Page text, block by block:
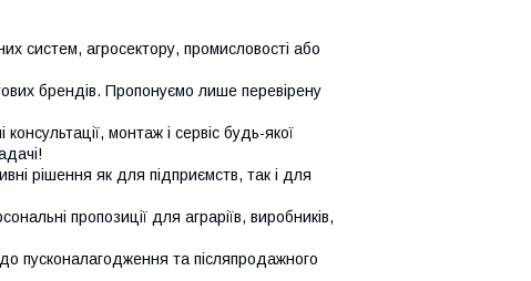
систем, агросектору, промисловості або
брендів. Пропонуємо лише перевірену
монтаж і сервіс будь-якої
рішення як для підприємств, так і для
пропозиції для аграріїв, виробників,
пусконалагодження та післяпродажного